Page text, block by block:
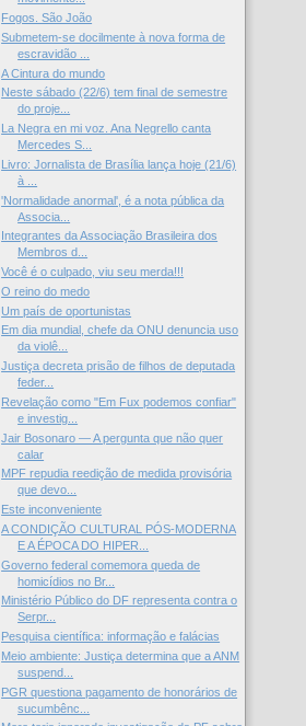
Fogos. São João
Submetem-se docilmente à nova forma de
escravidão ...
A Cintura do mundo
Neste sábado (22/6) tem final de semestre
do proje...
La Negra en mi voz. Ana Negrello canta
Mercedes S...
Livro: Jornalista de Brasília lança hoje (21/6)
à ...
'Normalidade anormal', é a nota pública da
Associa...
Integrantes da Associação Brasileira dos
Membros d...
Você é o culpado, viu seu merda!!!
O reino do medo
Um país de oportunistas
Em dia mundial, chefe da ONU denuncia uso
da violê...
Justiça decreta prisão de filhos de deputada
feder...
Revelação como "Em Fux podemos confiar"
e investig...
Jair Bosonaro — A pergunta que não quer
calar
MPF repudia reedição de medida provisória
que devo...
Este inconveniente
A CONDIÇÃO CULTURAL PÓS-MODERNA
E A ÉPOCA DO HIPER...
Governo federal comemora queda de
homicídios no Br...
Ministério Público do DF representa contra o
Serpr...
Pesquisa científica: informação e falácias
Meio ambiente: Justiça determina que a ANM
suspend...
PGR questiona pagamento de honorários de
sucumbênc...